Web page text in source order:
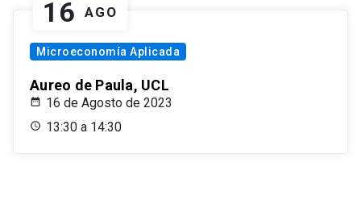
16 AGO
Microeconomía Aplicada
Aureo de Paula, UCL
16 de Agosto de 2023
13:30 a 14:30